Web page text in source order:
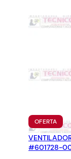
OFERTA
EN
#601728-